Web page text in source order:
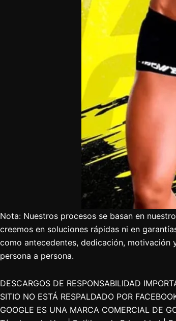
Nota: Nuestros procesos se basan en
creemos en soluciones rápidas ni en
como antecedentes, dedicación,
persona a persona.
DESCARGOS DE RESPONSABILIDAD
SITIO NO ESTÁ RESPALDADO POR
GOOGLE ES UNA MARCA COMERCIAL DE